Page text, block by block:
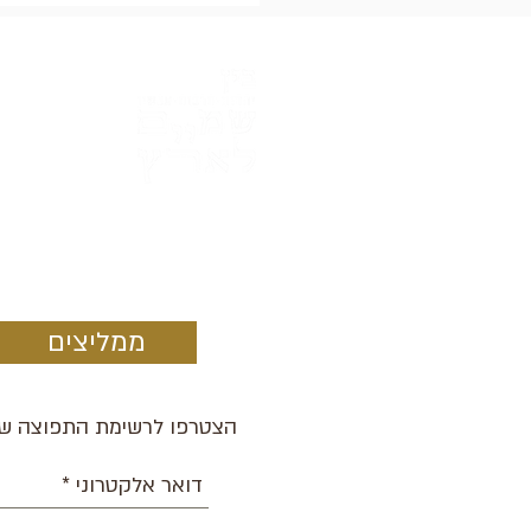
ממליצים
הצטרפו לרשימת התפוצה